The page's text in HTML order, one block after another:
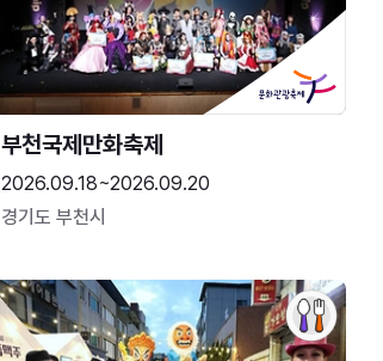
부천국제만화축제
2026.09.18~2026.09.20
경기도 부천시